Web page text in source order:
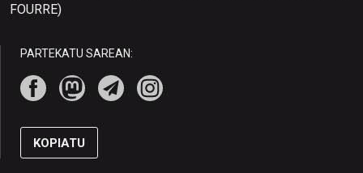
FOURRE)
PARTEKATU SAREAN:
KOPIATU